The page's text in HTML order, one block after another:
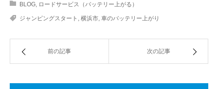
BLOG ロードサービス（バッテリー上がる）
ジャンピングスタート 横浜市 車のバッテリー上がり
前の記事 次の記事